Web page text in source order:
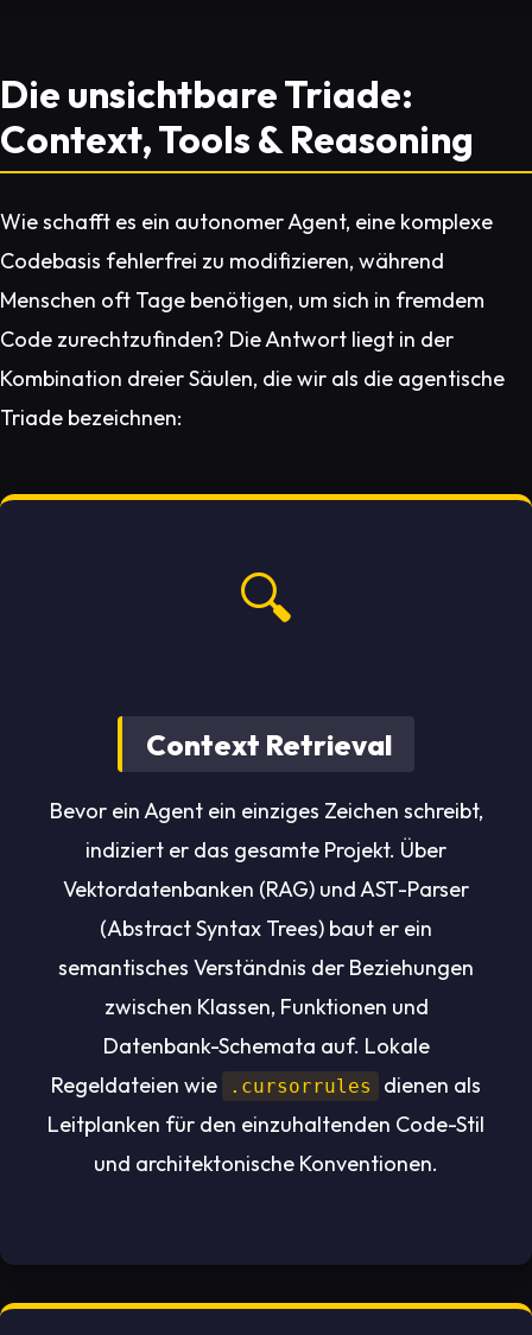
Die unsichtbare Triade:
Context, Tools & Reasoning
Wie schafft es ein autonomer Agent, eine komplexe
Codebasis fehlerfrei zu modifizieren, während
Menschen oft Tage benötigen, um sich in fremdem
Code zurechtzufinden? Die Antwort liegt in der
Kombination dreier Säulen, die wir als die agentische
Triade bezeichnen:
🔍
Context Retrieval
Bevor ein Agent ein einziges Zeichen schreibt,
indiziert er das gesamte Projekt. Über
Vektordatenbanken (RAG) und AST-Parser
(Abstract Syntax Trees) baut er ein
semantisches Verständnis der Beziehungen
zwischen Klassen, Funktionen und
Datenbank-Schemata auf. Lokale
Regeldateien wie
.cursorrules
dienen als
Leitplanken für den einzuhaltenden Code-Stil
und architektonische Konventionen.